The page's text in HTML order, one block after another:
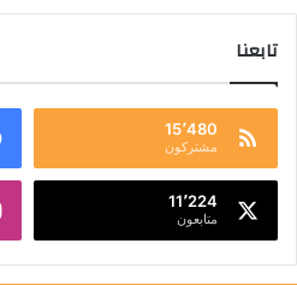
تابعنا
15٬480
مشتركون
11٬224
متابعون